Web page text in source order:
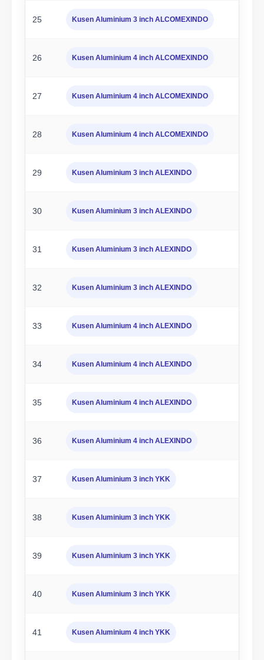
25 Kusen Aluminium 3 inch ALCOMEXINDO
26 Kusen Aluminium 4 inch ALCOMEXINDO
27 Kusen Aluminium 4 inch ALCOMEXINDO
28 Kusen Aluminium 4 inch ALCOMEXINDO
29 Kusen Aluminium 3 inch ALEXINDO
30 Kusen Aluminium 3 inch ALEXINDO
31 Kusen Aluminium 3 inch ALEXINDO
32 Kusen Aluminium 3 inch ALEXINDO
33 Kusen Aluminium 4 inch ALEXINDO
34 Kusen Aluminium 4 inch ALEXINDO
35 Kusen Aluminium 4 inch ALEXINDO
36 Kusen Aluminium 4 inch ALEXINDO
37 Kusen Aluminium 3 inch YKK
38 Kusen Aluminium 3 inch YKK
39 Kusen Aluminium 3 inch YKK
40 Kusen Aluminium 3 inch YKK
41 Kusen Aluminium 4 inch YKK